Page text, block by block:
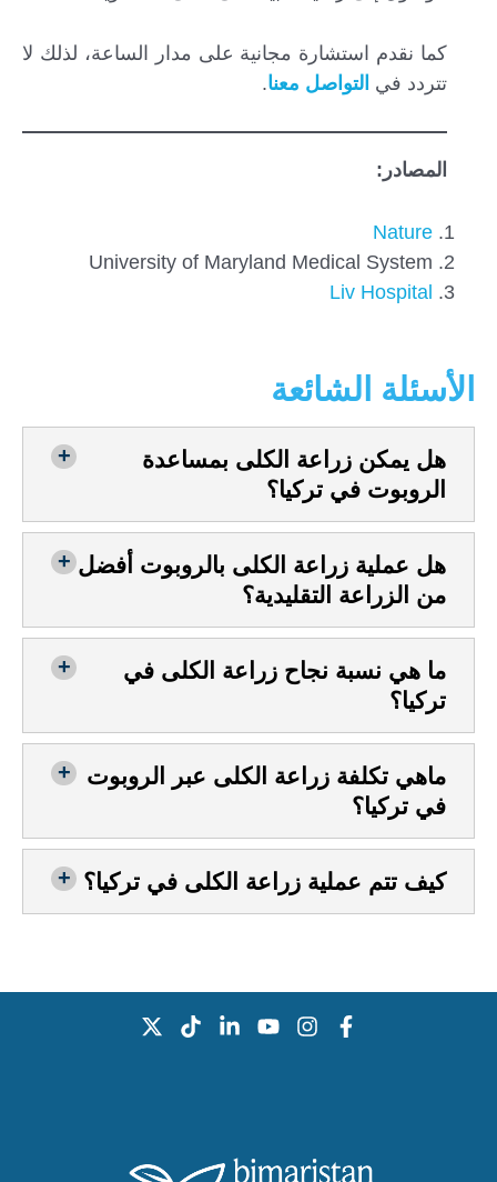
كما نقدم استشارة مجانية على مدار الساعة، لذلك لا
تتردد في التواصل معنا.
المصادر:
Nature
University of Maryland Medical System
Liv Hospital
الأسئلة الشائعة
هل يمكن زراعة الكلى بمساعدة
الروبوت في تركيا؟
هل عملية زراعة الكلى بالروبوت أفضل
من الزراعة التقليدية؟
ما هي نسبة نجاح زراعة الكلى في
تركيا؟
ماهي تكلفة زراعة الكلى عبر الروبوت
في تركيا؟
كيف تتم عملية زراعة الكلى في تركيا؟